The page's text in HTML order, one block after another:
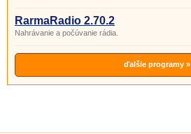
RarmaRadio 2.70.2
Nahrávanie a počúvanie rádia.
ďalšie programy »